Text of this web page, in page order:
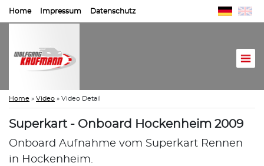
Home Impressum Datenschutz
Home » Video » Video Detail
Superkart - Onboard Hockenheim 2009
Onboard Aufnahme vom Superkart Rennen
in Hockenheim.